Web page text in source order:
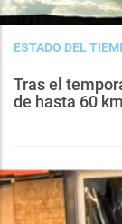
ESTADO DEL
Tras el
de hasta 60